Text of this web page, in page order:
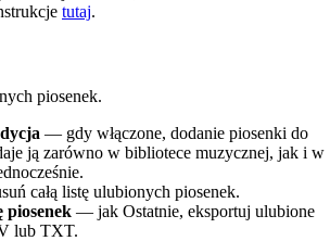
tutaj.
piosenek.
— gdy włączone, dodanie piosenki do
ją zarówno w bibliotece muzycznej, jak i w
całą listę ulubionych piosenek.
piosenek — jak Ostatnie, eksportuj ulubione
lub TXT.